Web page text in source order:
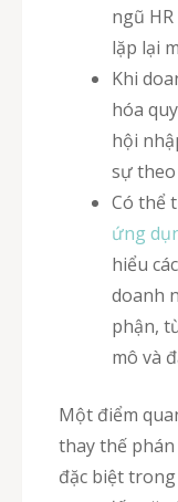
ngũ
lặp lại
Khi
hóa
hội
sự
Có thể
ứng
hiểu
doanh
phận,
mô và
Một điểm
thay thế
đặc biệt